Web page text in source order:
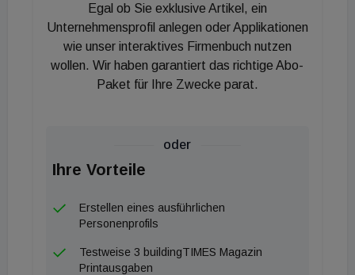
Nachhaltigkeit realisieren. Wir bauen mit
nachwachsenden Ressourcen, verwerten
gebrauchte Baustoffe des Altbestands und binden
die Nachbarschaft ein. Zudem schaffen wir
Verwaltungssenatspräsidentin der Hansesun AG.
Die neue Zentrale vereint Administration, Vertrieb
(Vorarlberg), Imst (Tirol), Wangen im Allgäu
auch in Zukunft bestehen.
Egal ob Sie exklusive Artikel, ein
Unternehmensprofil anlegen oder Applikationen
wie unser interaktives Firmenbuch nutzen
wollen. Wir haben garantiert das richtige Abo-
Paket für Ihre Zwecke parat.
oder
Ihre Vorteile
Erstellen eines ausführlichen
Personenprofils
Testweise 3 buildingTIMES Magazin
Printausgaben